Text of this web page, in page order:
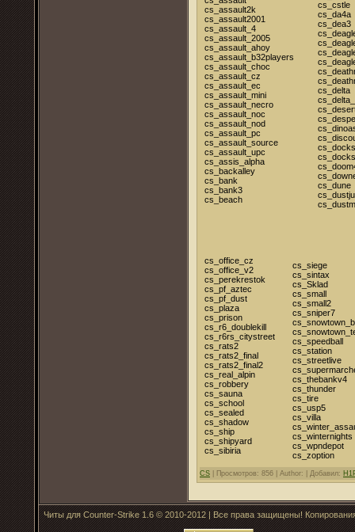
cs_assault2k
cs_assault2001
cs_assault_4
cs_assault_2005
cs_assault_ahoy
cs_assault_b32players
cs_assault_choc
cs_assault_cz
cs_assault_ec
cs_assault_mini
cs_assault_necro
cs_assault_noc
cs_assault_nod
cs_assault_pc
cs_assault_source
cs_assault_upc
cs_assis_alpha
cs_backalley
cs_bank
cs_bank3
cs_beach
cs_cstle
cs_da4a
cs_dea3
cs_delta
cs_docks
cs_dune
cs_office_cz
cs_office_v2
cs_perekrestok
cs_pf_aztec
cs_pf_dust
cs_plaza
cs_prison
cs_r6_doublekill
cs_r6rs_citystreet
cs_rats2
cs_rats2_final
cs_rats2_final2
cs_real_alpin
cs_robbery
cs_sauna
cs_school
cs_sealed
cs_shadow
cs_ship
cs_shipyard
cs_sibiria
cs_siege
cs_sintax
cs_Sklad
cs_small
cs_small2
cs_sniper7
cs_speedball
cs_station
cs_streetlive
cs_thebankv4
cs_thunder
cs_tire
cs_usp5
cs_villa
cs_winternights
cs_wpndepot
cs_zoption
CS Просмотров: 856 | Author: | Добавил:
Читы для Counter-Strike 1.6 © 2010-2012 | Все права защищены!